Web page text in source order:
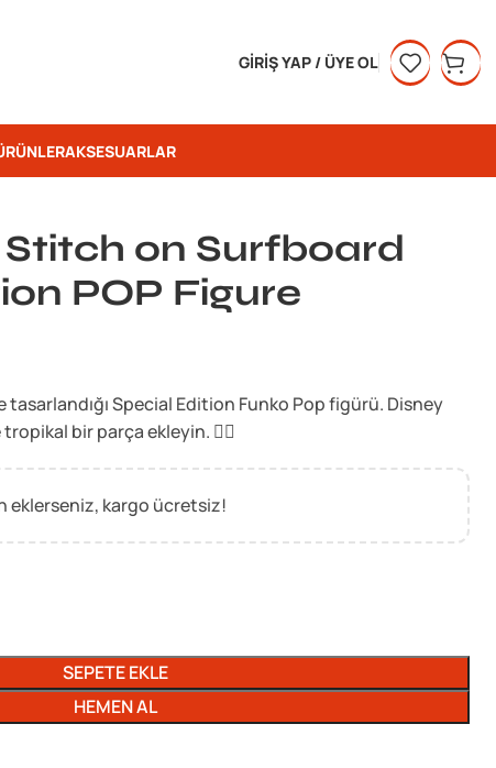
GIRIŞ YAP / ÜYE OL
AKSESUARLAR
Stitch on Surfboard
POP Figure
Special Edition Funko Pop figürü. Disney
bir parça ekleyin. 🏄‍♂️
eklerseniz, kargo ücretsiz!
SEPETE EKLE
HEMEN AL